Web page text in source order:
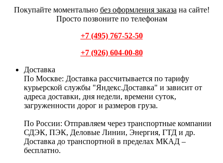
Покупайте моментально без оформления заказа на сайте!
Просто позвоните по телефонам
+7 (495) 767-52-50
+7 (926) 604-00-80
Доставка
По Москве: Доставка рассчитывается по тарифу
курьерской службы "Яндекс.Доставка" и зависит от
адреса доставки, дня недели, времени суток,
загруженности дорог и размеров груза.
По России: Отправляем через транспортные компании
СДЭК, ПЭК, Деловые Линии, Энергия, ГТД и др.
Доставка до транспортной в пределах МКАД –
бесплатно.